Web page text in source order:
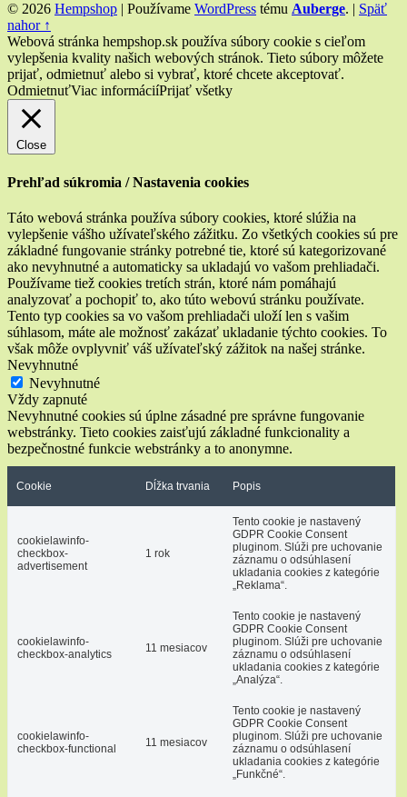
© 2026 Hempshop | Používame WordPress tému Auberge. | Späť
nahor ↑
Webová stránka hempshop.sk používa súbory cookie s cieľom
vylepšenia kvality našich webových stránok. Tieto súbory môžete
prijať, odmietnuť alebo si vybrať, ktoré chcete akceptovať.
OdmietnuťViac informáciíPrijať všetky
Close
Prehľad súkromia / Nastavenia cookies
Táto webová stránka používa súbory cookies, ktoré slúžia na
vylepšenie vášho užívateľského zážitku. Zo všetkých cookies sú pre
základné fungovanie stránky potrebné tie, ktoré sú kategorizované
ako nevyhnutné a automaticky sa ukladajú vo vašom prehliadači.
Používame tiež cookies tretích strán, ktoré nám pomáhajú
analyzovať a pochopiť to, ako túto webovú stránku používate.
Tento typ cookies sa vo vašom prehliadači uloží len s vašim
súhlasom, máte ale možnosť zakázať ukladanie týchto cookies. To
však môže ovplyvniť váš užívateľský zážitok na našej stránke.
Nevyhnutné
Nevyhnutné
Vždy zapnuté
Nevyhnutné cookies sú úplne zásadné pre správne fungovanie
webstránky. Tieto cookies zaisťujú základné funkcionality a
bezpečnostné funkcie webstránky a to anonymne.
Cookie Dĺžka trvania Popis
cookielawinfo-
checkbox-
advertisement
1 rok
Tento cookie je nastavený
GDPR Cookie Consent
pluginom. Slúži pre uchovanie
záznamu o odsúhlasení
ukladania cookies z kategórie
„Reklama“.
cookielawinfo-
checkbox-analytics
11 mesiacov
Tento cookie je nastavený
GDPR Cookie Consent
pluginom. Slúži pre uchovanie
záznamu o odsúhlasení
ukladania cookies z kategórie
„Analýza“.
cookielawinfo-
checkbox-functional
11 mesiacov
Tento cookie je nastavený
GDPR Cookie Consent
pluginom. Slúži pre uchovanie
záznamu o odsúhlasení
ukladania cookies z kategórie
„Funkčné“.